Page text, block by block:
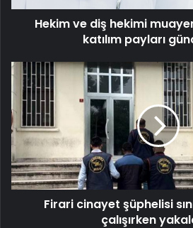
güncellendi
Hekim ve diş hekimi
katılım payları
Firari
cinayet
şüphelisi
sınırda
kaçmaya
çalışırken
yakalandı
Firari cinayet şüphelisi
çalışırken